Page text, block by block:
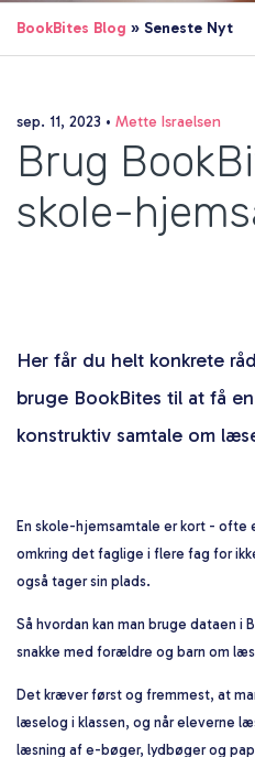
BookBites Blog » Seneste Nyt
sep. 11, 2023 • Mette Israelsen
Brug
skole-
Her får du helt konkrete
bruge BookBites til at få
konstruktiv samtale om
En skole-hjemsamtale er kort - ofte
omkring det faglige i flere fag for
også tager sin plads.
Så hvordan kan man bruge dataen i
snakke med forældre og barn om
Det kræver først og fremmest, at
læselog i klassen, og når eleverne
læsning af e-bøger, lydbøger og